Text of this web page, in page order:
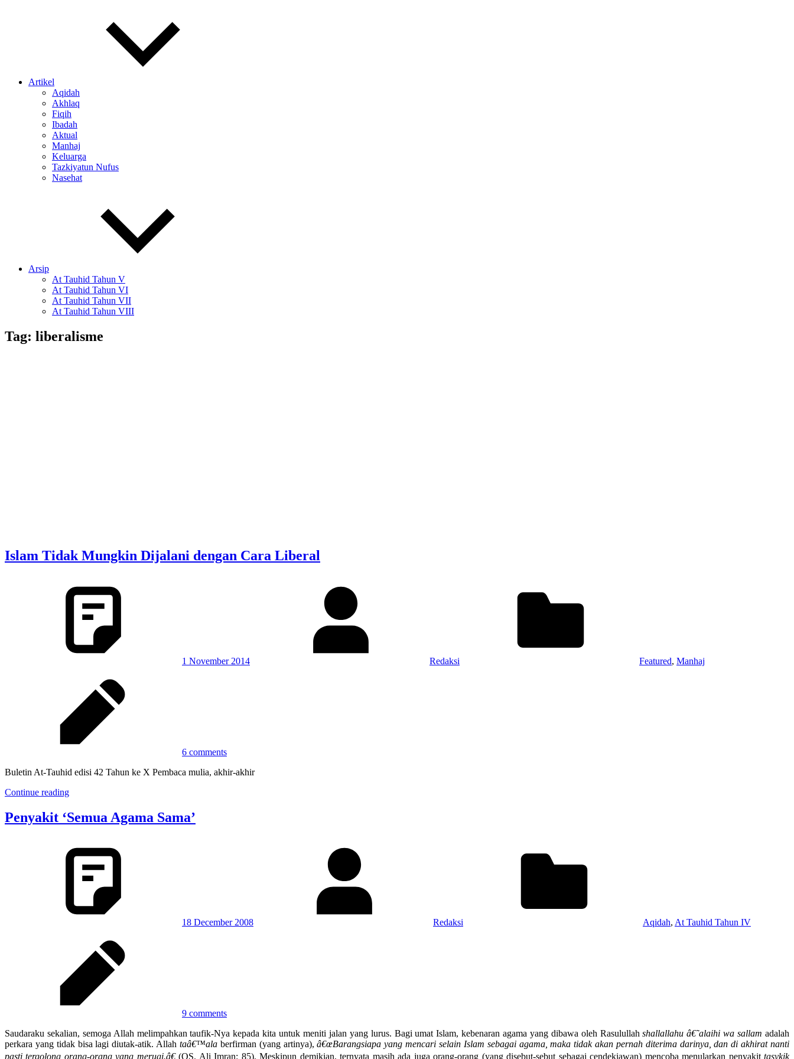
Artikel
Aqidah
Akhlaq
Fiqih
Ibadah
Aktual
Manhaj
Keluarga
Tazkiyatun Nufus
Nasehat
Arsip
At Tauhid Tahun V
At Tauhid Tahun VI
At Tauhid Tahun VII
At Tauhid Tahun VIII
Tag: liberalisme
Islam Tidak Mungkin Dijalani dengan Cara Liberal
1 November 2014 Redaksi Featured, Manhaj
6 comments
Buletin At-Tauhid edisi 42 Tahun ke X Pembaca mulia, akhir-akhir
Continue reading
Penyakit ‘Semua Agama Sama’
18 December 2008 Redaksi Aqidah, At Tauhid Tahun IV
9 comments
Saudaraku sekalian, semoga Allah melimpahkan taufik-Nya kepada kita untuk meniti jalan yang lurus. Bagi umat Islam, kebenaran agama yang dibawa oleh Rasulullahshallallahu â€˜alaihi wa sallam adalah
perkara yang tidak bisa lagi diutak-atik. Allah taâ€™alaberfirman (yang artinya),â€œBarangsiapa yang mencari selain Islam sebagai agama, maka tidak akan pernah diterima darinya, dan di akhirat nanti
pasti tergolong orang-orang yang merugi.â€(QS. Ali Imran: 85). Meskipun demikian, ternyata masih ada juga orang-orang (yang disebut-sebut sebagai cendekiawan) mencoba menularkan penyakittasykik